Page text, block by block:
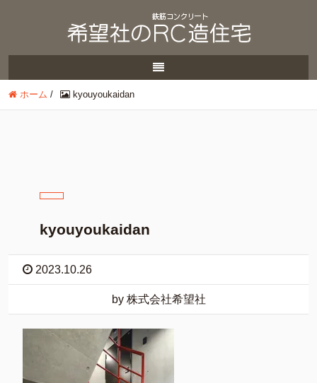
ホーム / kyouyoukaidan
kyouyoukaidan
2023.10.26
by 株式会社希望社